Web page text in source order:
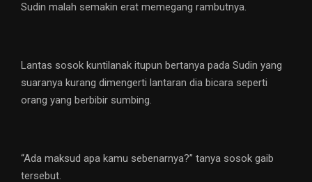
Sudin malah semakin erat memegang rambutnya.
Lantas sosok kuntilanak itupun bertanya pada Sudin yang
suaranya kurang dimengerti lantaran dia bicara seperti
orang yang berbibir sumbing.
“Ada maksud apa kamu sebenarnya?” tanya sosok gaib
tersebut.